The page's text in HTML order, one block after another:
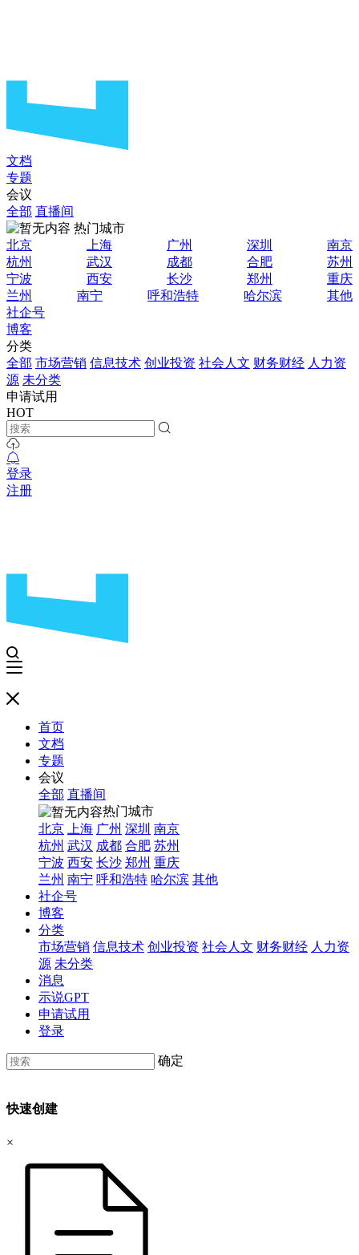
文档
专题
会议
全部 直播间
热门城市
北京
上海 广州 深圳
南京
杭州
武汉 成都 合肥
苏州
宁波
西安 长沙 郑州
重庆
兰州
南宁 呼和浩特 哈尔滨
其他
社企号
博客
分类
全部 市场营销 信息技术 创业投资 社会人文 财务财经 人力资
源 未分类
申请试用
HOT
登录
注册
首页
文档
专题
会议
全部 直播间
热门城市
北京
上海 广州 深圳 南京
杭州 武汉 成都 合肥 苏州
宁波 西安 长沙 郑州 重庆
兰州 南宁 呼和浩特 哈尔滨 其他
社企号
博客
分类
市场营销 信息技术 创业投资 社会人文 财务财经 人力资
源 未分类
消息
示说GPT
申请试用
登录
确定
快速创建
×